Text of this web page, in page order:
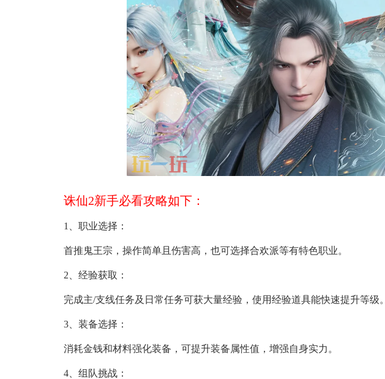
诛仙2新手必看攻略如下：
1、职业选择：
首推鬼王宗，操作简单且伤害高，也可选择合欢派等有特色职业。
2、经验获取：
完成主/支线任务及日常任务可获大量经验，使用经验道具能快速提升等级。
3、装备选择：
消耗金钱和材料强化装备，可提升装备属性值，增强自身实力。
4、组队挑战：